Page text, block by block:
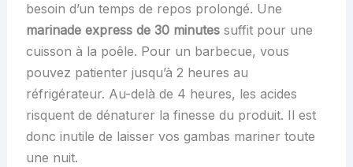
besoin d’un temps de repos prolongé. Une
marinade express de 30 minutessuffit pour une
cuisson à la poêle. Pour un barbecue, vous
pouvez patienter jusqu’à 2 heures au
réfrigérateur. Au-delà de 4 heures, les acides
risquent de dénaturer la finesse du produit. Il est
donc inutile de laisser vos gambas mariner toute
une nuit.